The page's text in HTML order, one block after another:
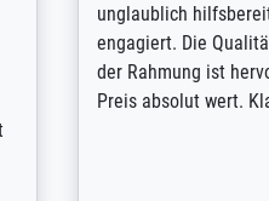
Feldpost meines
Weltkrieg benötigte
ausdrucksvolles Bild.
Ihnen gefunden. Bei